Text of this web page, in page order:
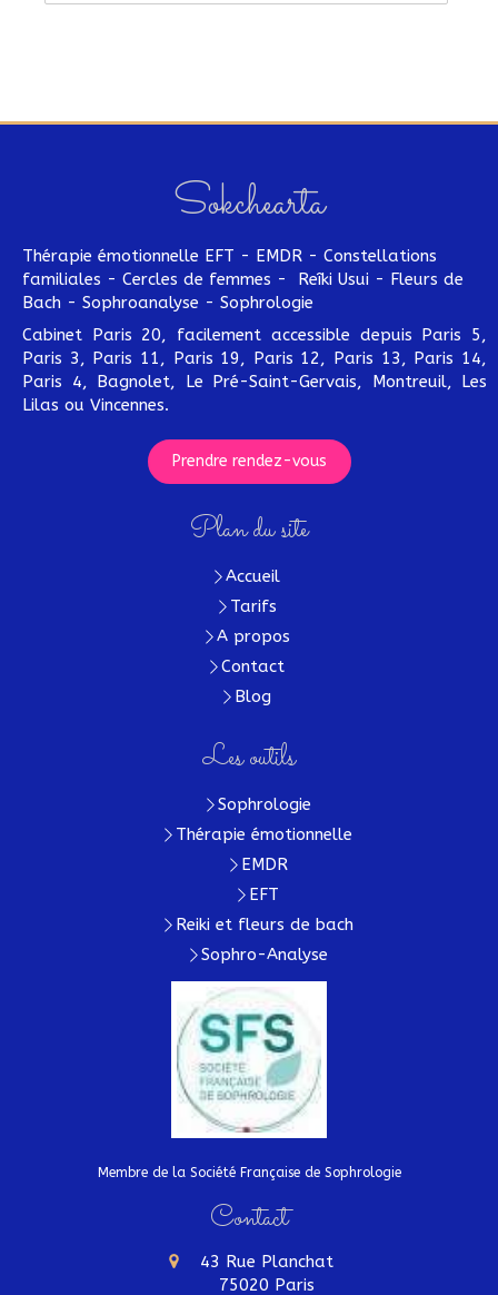
Sokchearta
Thérapie émotionnelle EFT - EMDR - Constellations
familiales - Cercles de femmes - Reîki Usui - Fleurs de
Bach - Sophroanalyse - Sophrologie
Cabinet Paris 20, facilement accessible depuis Paris 5,
Paris 3, Paris 11, Paris 19, Paris 12, Paris 13, Paris 14,
Paris 4, Bagnolet, Le Pré-Saint-Gervais, Montreuil, Les
Lilas ou Vincennes.
Prendre rendez-vous
Plan du site
Accueil
Tarifs
A propos
Contact
Blog
Les outils
Sophrologie
Thérapie émotionnelle
EMDR
EFT
Reiki et fleurs de bach
Sophro-Analyse
Membre de la Société Française de Sophrologie
Contact
43 Rue Planchat
75020 Paris